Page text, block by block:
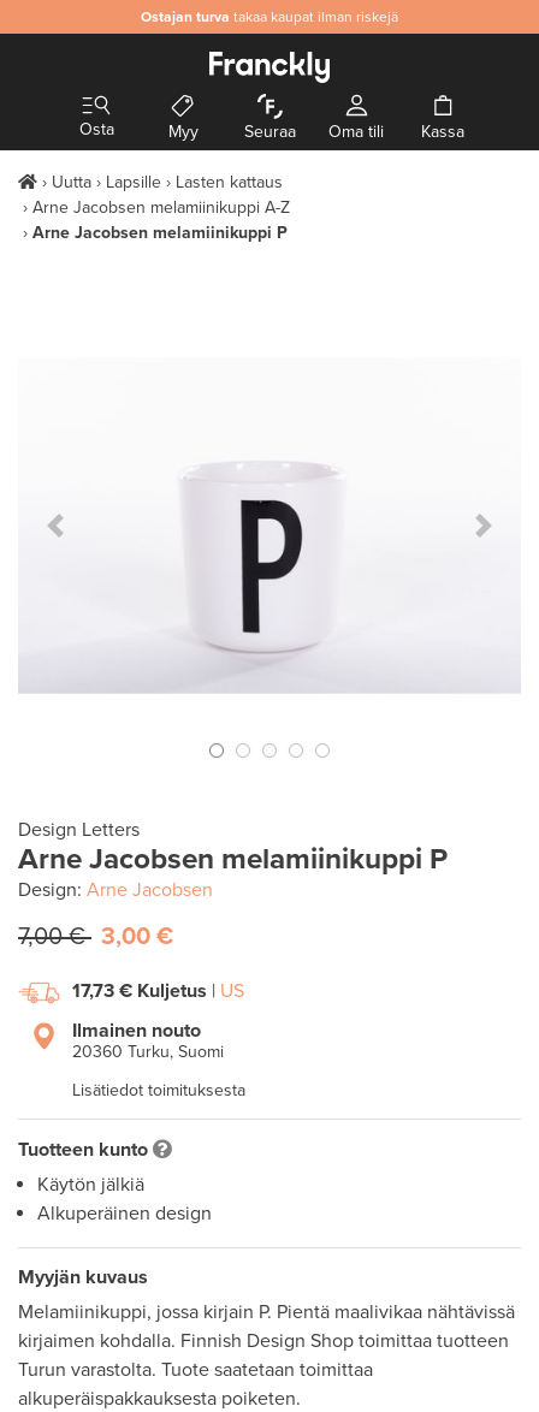
Ostajan turva takaa kaupat ilman riskejä
Osta Myy Seuraa Oma tili Kassa
Uutta Lapsille
Lasten kattaus
Arne Jacobsen melamiinikuppi A-Z
Arne Jacobsen melamiinikuppi P
Previous Slide Next
Design Letters
Arne Jacobsen melamiinikuppi P
Design: Arne Jacobsen
7,00 € 3,00 €
17,73 € Kuljetus | US
Ilmainen nouto
20360 Turku, Suomi
Lisätiedot toimituksesta
Tuotteen kunto
Käytön jälkiä
Alkuperäinen design
Myyjän kuvaus
Melamiinikuppi, jossa kirjain P. Pientä maalivikaa nähtävissä
kirjaimen kohdalla. Finnish Design Shop toimittaa tuotteen
Turun varastolta. Tuote saatetaan toimittaa
alkuperäispakkauksesta poiketen.